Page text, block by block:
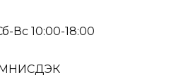
Вс 10:00-18:00